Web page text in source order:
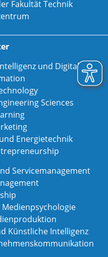
Fakultät Technik
und Digitale
Sciences
Energietechnik
Servicemanagement
Künstliche Intelligenz